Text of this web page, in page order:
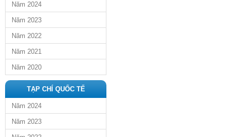
Năm 2024
Năm 2023
Năm 2022
Năm 2021
Năm 2020
TẠP CHÍ QUỐC TẾ
Năm 2024
Năm 2023